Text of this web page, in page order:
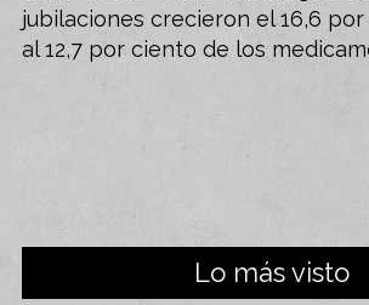
jubilaciones crecieron el 16,6
al 12,7 por ciento de los
Lo más visto